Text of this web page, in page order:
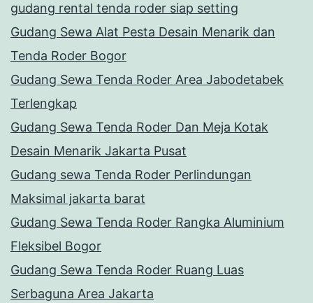
gudang rental tenda roder siap setting
Gudang Sewa Alat Pesta Desain Menarik dan
Tenda Roder Bogor
Gudang Sewa Tenda Roder Area Jabodetabek
Terlengkap
Gudang Sewa Tenda Roder Dan Meja Kotak
Desain Menarik Jakarta Pusat
Gudang sewa Tenda Roder Perlindungan
Maksimal jakarta barat
Gudang Sewa Tenda Roder Rangka Aluminium
Fleksibel Bogor
Gudang Sewa Tenda Roder Ruang Luas
Serbaguna Area Jakarta